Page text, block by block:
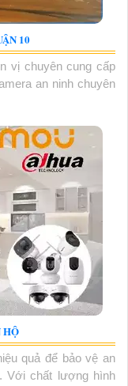
10
vị chuyên cung cấp
an ninh chuyên
HỘ
quả để bảo vệ an
Với chất lượng hình